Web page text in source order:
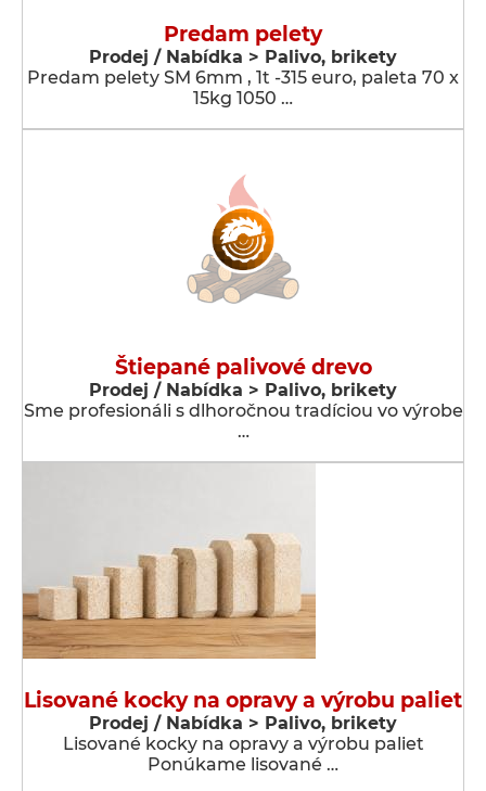
Predam pelety
Prodej / Nabídka > Palivo, brikety
Predam pelety SM 6mm , 1t -315 euro, paleta 70 x
15kg 1050 …
Štiepané palivové drevo
Prodej / Nabídka > Palivo, brikety
Sme profesionáli s dlhoročnou tradíciou vo výrobe
…
Lisované kocky na opravy a výrobu paliet
Prodej / Nabídka > Palivo, brikety
Lisované kocky na opravy a výrobu paliet
Ponúkame lisované …